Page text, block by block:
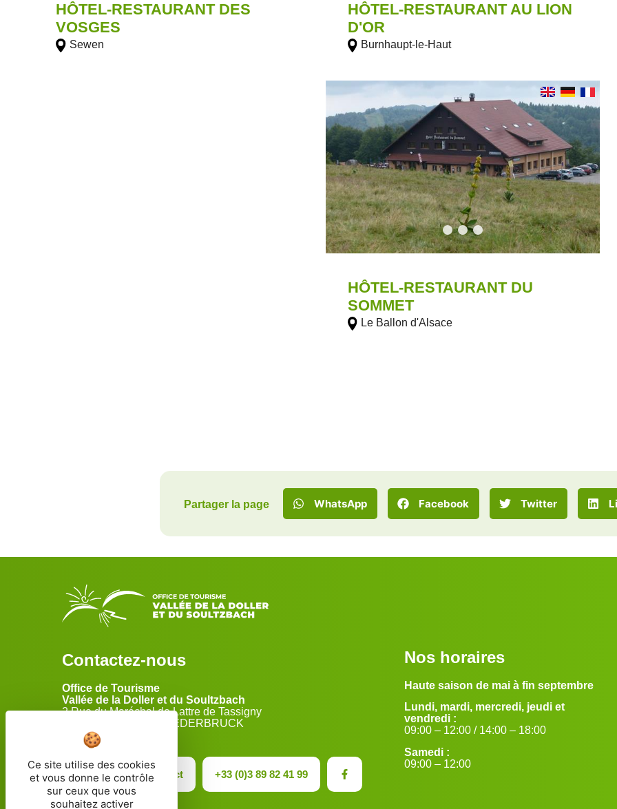
HÔTEL-RESTAURANT DES
VOSGES
Sewen
HÔTEL-RESTAURANT AU LION
D'OR
Burnhaupt-le-Haut
HÔTEL-RESTAURANT DU
SOMMET
Le Ballon d'Alsace
Partager la page WhatsApp Facebook Twitter
Contactez-nous
Office de Tourisme
Vallée de la Doller et du Soultzbach
2 Rue du Maréchal de Lattre de Tassigny
68290 MASEVAUX-NIEDERBRUCK
Formulaire de contact +33 (0)3 89 82 41 99
Nos horaires
Haute saison de mai à fin septembre
Lundi, mardi, mercredi, jeudi et
vendredi :
09:00 – 12:00 / 14:00 – 18:00
Samedi :
09:00 – 12:00
Ce site utilise des cookies
et vous donne le contrôle
sur ceux que vous
souhaitez activer